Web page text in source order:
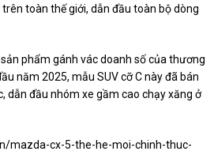
toàn thế giới, dẫn đầu toàn bộ dòng
phẩm gánh vác doanh số của thương
năm 2025, mẫu SUV cỡ C này đã bán
dẫn đầu nhóm xe gầm cao chạy xăng ở
mazda-cx-5-the-he-moi-chinh-thuc-